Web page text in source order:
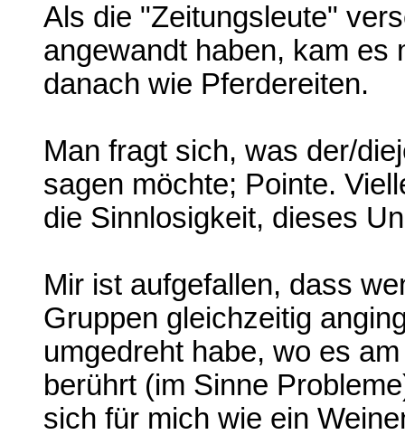
Als die "Zeitungsleute"
angewandt haben, kam es
danach wie Pferdereiten.
Man fragt sich, was der/
sagen möchte; Pointe.
die Sinnlosigkeit, dieses
Mir ist aufgefallen, dass
Gruppen gleichzeitig
umgedreht habe, wo es
berührt (im Sinne
sich für mich wie ein